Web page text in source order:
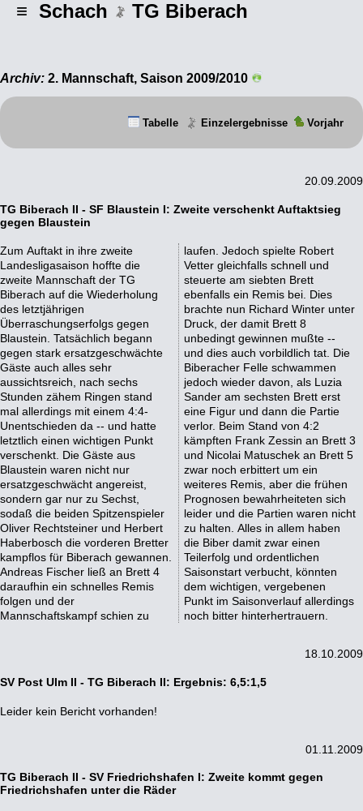
≡ Schach TG Biberach
Archiv: 2. Mannschaft, Saison 2009/2010
Tabelle Einzelergebnisse Vorjahr
20.09.2009
TG Biberach II - SF Blaustein I: Zweite verschenkt Auftaktsieg
gegen Blaustein
Zum Auftakt in ihre zweite
Landesligasaison hoffte die
zweite Mannschaft der TG
Biberach auf die Wiederholung
des letztjährigen
Überraschungserfolgs gegen
Blaustein. Tatsächlich begann
gegen stark ersatzgeschwächte
Gäste auch alles sehr
aussichtsreich, nach sechs
Stunden zähem Ringen stand
mal allerdings mit einem 4:4-
Unentschieden da -- und hatte
letztlich einen wichtigen Punkt
verschenkt. Die Gäste aus
Blaustein waren nicht nur
ersatzgeschwächt angereist,
sondern gar nur zu Sechst,
sodaß die beiden Spitzenspieler
Oliver Rechtsteiner und Herbert
Haberbosch die vorderen Bretter
kampflos für Biberach gewannen.
Andreas Fischer ließ an Brett 4
daraufhin ein schnelles Remis
folgen und der
Mannschaftskampf schien zu
laufen. Jedoch spielte Robert
Vetter gleichfalls schnell und
steuerte am siebten Brett
ebenfalls ein Remis bei. Dies
brachte nun Richard Winter unter
Druck, der damit Brett 8
unbedingt gewinnen mußte --
und dies auch vorbildlich tat. Die
Biberacher Felle schwammen
jedoch wieder davon, als Luzia
Sander am sechsten Brett erst
eine Figur und dann die Partie
verlor. Beim Stand von 4:2
kämpften Frank Zessin an Brett 3
und Nicolai Matuschek an Brett 5
zwar noch erbittert um ein
weiteres Remis, aber die frühen
Prognosen bewahrheiteten sich
leider und die Partien waren nicht
zu halten. Alles in allem haben
die Biber damit zwar einen
Teilerfolg und ordentlichen
Saisonstart verbucht, könnten
dem wichtigen, vergebenen
Punkt im Saisonverlauf allerdings
noch bitter hinterhertrauern.
18.10.2009
SV Post Ulm II - TG Biberach II: Ergebnis: 6,5:1,5
Leider kein Bericht vorhanden!
01.11.2009
TG Biberach II - SV Friedrichshafen I: Zweite kommt gegen
Friedrichshafen unter die Räder